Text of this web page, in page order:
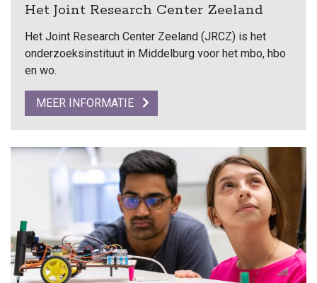
Het Joint Research Center Zeeland
Het Joint Research Center Zeeland (JRCZ) is het
onderzoeksinstituut in Middelburg voor het mbo, hbo
en wo.
MEER INFORMATIE